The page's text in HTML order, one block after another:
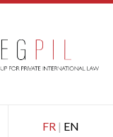
FR | EN